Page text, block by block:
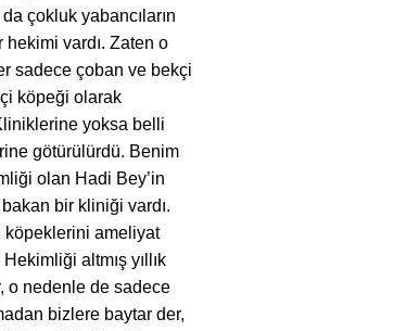
çokluk yabancıların
vardı. Zaten o
sadece çoban ve bekçi
köpeği olarak
yoksa belli
götürülürdü. Benim
olan Hadi Bey’in
bir kliniği vardı.
köpeklerini ameliyat
altmış yıllık
o nedenle de sadece
bizlere baytar der,